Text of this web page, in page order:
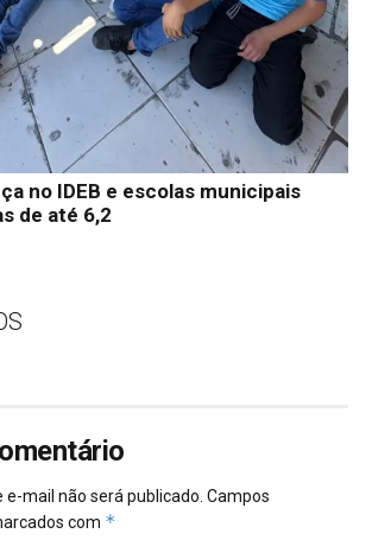
no IDEB e escolas municipais
de até 6,2
e-mail não será publicado. Campos
com *